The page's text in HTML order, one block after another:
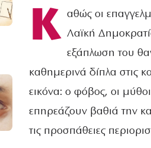
Κ αθώς οι
Λαϊκή
εξάπλωση του
καθημερινά δίπλα στις
εικόνα: ο φόβος, οι
επηρεάζουν βαθιά την
τις προσπάθειες